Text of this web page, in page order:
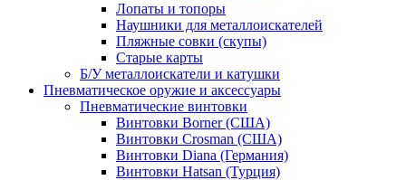
Лопаты и топоры
Наушники для металлоискателей
Пляжные совки (скупы)
Старые карты
Б/У металлоискатели и катушки
Пневматическое оружие и аксессуары
Пневматические винтовки
Винтовки Borner (США)
Винтовки Crosman (США)
Винтовки Diana (Германия)
Винтовки Hatsan (Турция)